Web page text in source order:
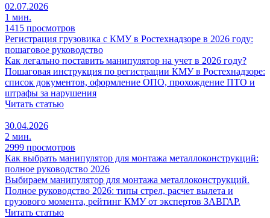
02.07.2026
1 мин.
1415 просмотров
Регистрация грузовика с КМУ в Ростехнадзоре в 2026 году:
пошаговое руководство
Как легально поставить манипулятор на учет в 2026 году?
Пошаговая инструкция по регистрации КМУ в Ростехнадзоре:
список документов, оформление ОПО, прохождение ПТО и
штрафы за нарушения
Читать статью
30.04.2026
2 мин.
2999 просмотров
Как выбрать манипулятор для монтажа металлоконструкций:
полное руководство 2026
Выбираем манипулятор для монтажа металлоконструкций.
Полное руководство 2026: типы стрел, расчет вылета и
грузового момента, рейтинг КМУ от экспертов ЗАВГАР.
Читать статью